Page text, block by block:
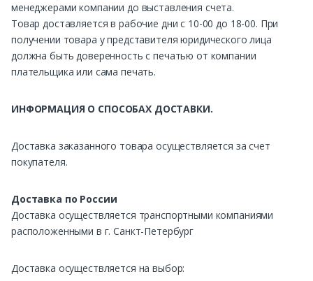
менеджерами компании до выставления счета.
Товар доставляется в рабочие дни с 10-00 до 18-00. При
получении товара у представителя юридического лица
должна быть доверенность с печатью от компании
плательщика или сама печать.
ИНФОРМАЦИЯ О СПОСОБАХ ДОСТАВКИ.
Доставка заказанного товара осуществляется за счет
покупателя.
Доставка по России
Доставка осуществляется транспортными компаниями
расположенными в г. Санкт-Петербург
Доставка осуществляется на выбор: